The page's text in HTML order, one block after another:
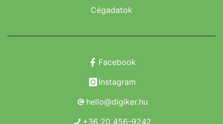
Cégadatok
Facebook
Instagram
hello@digiker.hu
+36 20 456-9242